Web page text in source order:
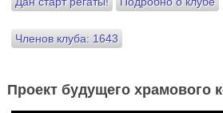
Членов клуба: 1643
Проект будущего храмового